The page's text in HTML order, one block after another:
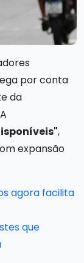
por conta
da
,
expansão
agora facilita
que